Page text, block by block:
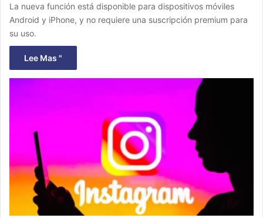
La nueva función está disponible para dispositivos móviles
Android y iPhone, y no requiere una suscripción premium para
su uso.
Lee Mas "